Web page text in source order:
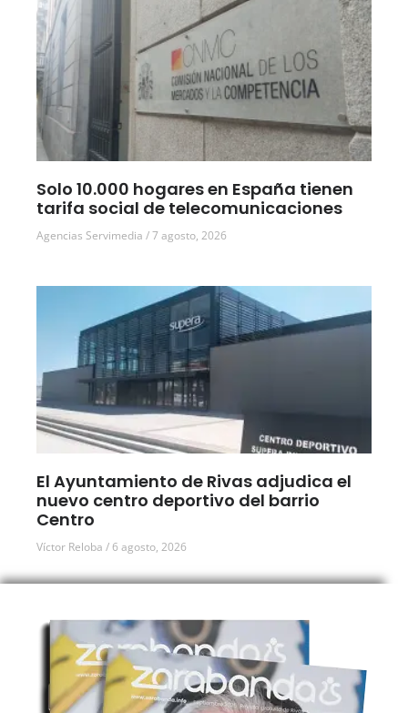
Solo 10.000 hogares en España tienen
tarifa social de telecomunicaciones
Agencias Servimedia 7 agosto, 2026
El Ayuntamiento de Rivas adjudica el
nuevo centro deportivo del barrio
Centro
Víctor Reloba 6 agosto, 2026